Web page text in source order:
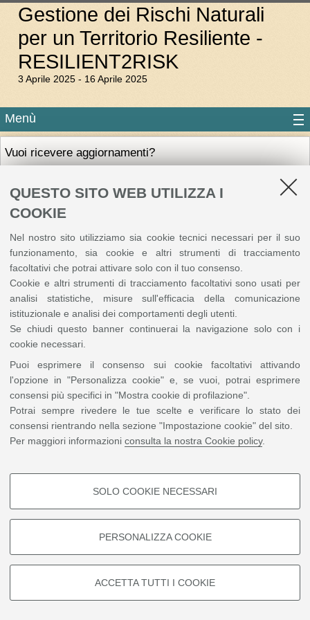
QUESTO SITO WEB UTILIZZA I
COOKIE
Nel nostro sito utilizziamo sia cookie tecnici necessari per il suo
funzionamento, sia cookie e altri strumenti di tracciamento
facoltativi che potrai attivare solo con il tuo consenso.
Cookie e altri strumenti di tracciamento facoltativi sono usati per
analisi statistiche, misure sull'efficacia della comunicazione
istituzionale e analisi dei comportamenti degli utenti.
Se chiudi questo banner continuerai la navigazione solo con i
cookie necessari.
Puoi esprimere il consenso sui cookie facoltativi attivando
l'opzione in "Personalizza cookie" e, se vuoi, potrai esprimere
consensi più specifici in "Mostra cookie di profilazione".
Potrai sempre rivedere le tue scelte e verificare lo stato dei
consensi rientrando nella sezione "Impostazione cookie" del sito.
Per maggiori informazioni consulta la nostra Cookie policy.
COOKIE DI PROFILAZIONE -
FACOLTATIVI
SOLO COOKIE NECESSARI
PERSONALIZZA COOKIE
ACCETTA TUTTI I COOKIE
Gestione dei Rischi Naturali
per un Territorio Resiliente -
RESILIENT2RISK
3 Aprile 2025 - 16 Aprile 2025
Menù
Vuoi ricevere aggiornamenti?
Se vuoi restare aggiornato sull'iniziativa, compila il seguente form.
Siamo spiacenti, non è più possibile effettuare l'iscrizione.
©Copyright 2026 - ALMA MATER STUDIORUM - Università di Bologna - Via Zamboni, 33